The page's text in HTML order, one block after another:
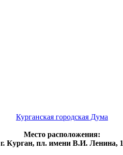
Курганская городская Дума
Место расположения:
г. Курган, пл. имени В.И. Ленина, 1